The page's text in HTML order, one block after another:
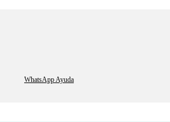
WhatsApp Ayuda